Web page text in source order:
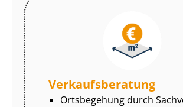
Ver­kaufs­be­ra­tung
Ortsbegehung durch